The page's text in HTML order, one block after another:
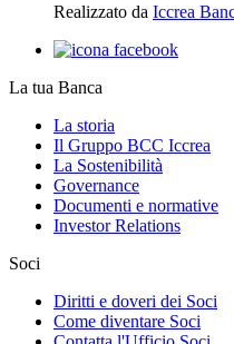
Realizzato da Iccrea
La tua Banca
La storia
Il Gruppo BCC Iccrea
La Sostenibilità
Governance
Documenti e normative
Investor Relations
Soci
Diritti e doveri dei Soci
Come diventare Soci